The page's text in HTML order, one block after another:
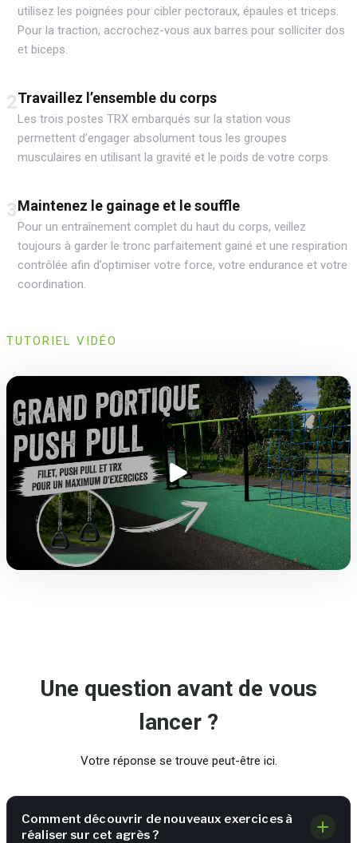
utilisez les poignées pour cibler pectoraux, épaules et triceps.
Pour la traction, accrochez-vous aux barres pour solliciter dos
et biceps.
2Travaillez l’ensemble du corps
Les trois postes TRX embarqués sur la station vous
permettent d’engager absolument tous les groupes
musculaires en utilisant la gravité et le poids de votre corps.
3Maintenez le gainage et le souffle
Pour un entraînement complet du haut du corps, veillez
toujours à garder le tronc parfaitement gainé et une respiration
contrôlée afin d’optimiser votre force, votre endurance et votre
coordination.
TUTORIEL VIDÉO
Une question avant de vous
lancer ?
Votre réponse se trouve peut-être ici.
Comment découvrir de nouveaux exercices à
réaliser sur cet agrès ?